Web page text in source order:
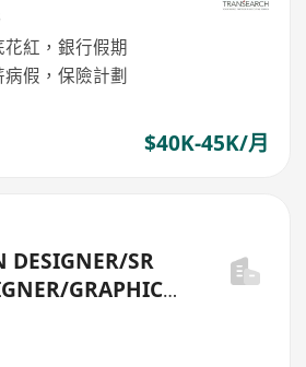
紅，銀行假期
假，保險計劃
$40K-45K/月
DESIGNER/SR
GRAPHIC